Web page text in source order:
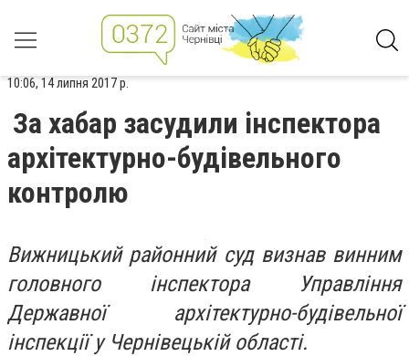
10:06, 14 липня 2017 р.
За хабар засудили інспектора
архітектурно-будівельного
контролю
Вижницький районний суд визнав винним
головного інспектора Управління
Державної архітектурно-будівельної
інспекції у Чернівецькій області.